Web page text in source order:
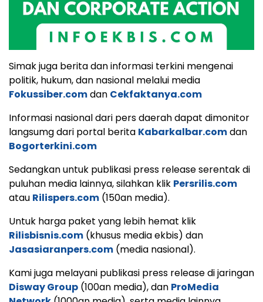
Simak juga berita dan informasi terkini mengenai
politik, hukum, dan nasional melalui media
Fokussiber.comdan Cekfaktanya.com
Informasi nasional dari pers daerah dapat dimonitor
langsumg dari portal berita Kabarkalbar.comdan
Bogorterkini.com
Sedangkan untuk publikasi press release serentak di
puluhan media lainnya, silahkan klik Persrilis.com
atau Rilispers.com (150an media).
Untuk harga paket yang lebih hemat klik
Rilisbisnis.com (khusus media ekbis) dan
Jasasiaranpers.com (media nasional).
Kami juga melayani publikasi press release di jaringan
Disway Group (100an media), dan ProMedia